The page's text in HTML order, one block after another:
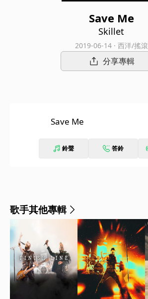
Save Me
Skillet
2019-06-14 · 西洋/搖滾
分享專輯
Save Me
鈴聲 答鈴
歌手其他專輯